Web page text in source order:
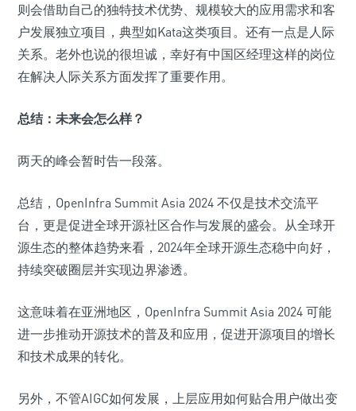
则会借助自己的独特技术优势、规模较大的应用需求和客
户发展独立项目，典型如Kata这类项目。还有一点是人际
关系。老外也说的很坦诚，幸好有中国区经理这样的岗位
在解决人际关系方面发挥了重要作用。
总结：未来会怎么样？
两天的峰会暂时告一段落。
总结，OpenInfra Summit Asia 2024 不仅是技术交流平
台，更是促进全球开源社区合作与发展的盛会。从全球开
源生态的整体趋势来看，2024年全球开源生态稳中向好，
持续突破圈层并实现边界渗透。
这意味着在亚洲地区，OpenInfra Summit Asia 2024 可能
进一步推动开源技术的普及和应用，促进开源项目的增长
和技术成果的转化。
另外，不管AIGC如何发展，上层应用如何贴合用户做出变